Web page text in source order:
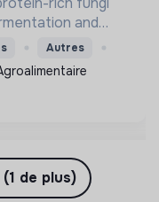
and
industry.
Autres
de plus)